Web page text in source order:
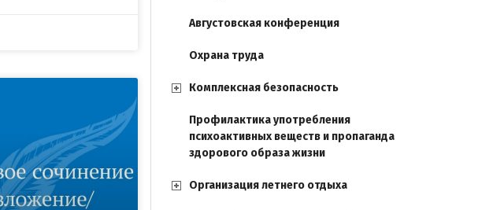
Августовская конференция
Охрана труда
Комплексная безопасность
Профилактика употребления
психоактивных веществ и пропаганда
здорового образа жизни
Организация летнего отдыха